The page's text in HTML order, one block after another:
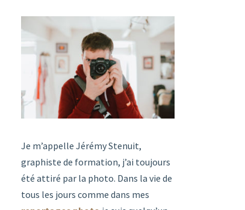
Je m’appelle Jérémy Stenuit,
graphiste de formation, j’ai toujours
été attiré par la photo. Dans la vie de
tous les jours comme dans mes